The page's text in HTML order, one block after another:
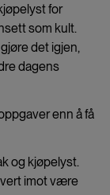
for
som kult.
det igjen,
dagens
enn å få
og kjøpelyst.
imot være